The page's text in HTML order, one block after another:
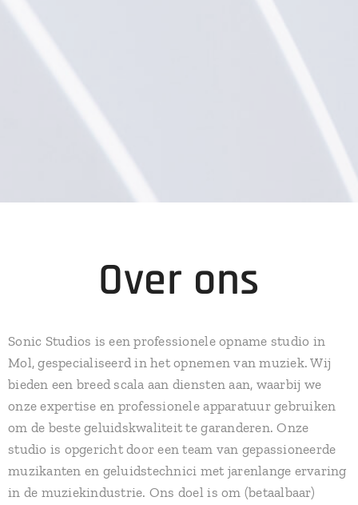
Over ons
Sonic Studios is een professionele opname studio in
Mol, gespecialiseerd in het opnemen van muziek. Wij
bieden een breed scala aan diensten aan, waarbij we
onze expertise en professionele apparatuur gebruiken
om de beste geluidskwaliteit te garanderen. Onze
studio is opgericht door een team van gepassioneerde
muzikanten en geluidstechnici met jarenlange ervaring
in de muziekindustrie. Ons doel is om (betaalbaar)